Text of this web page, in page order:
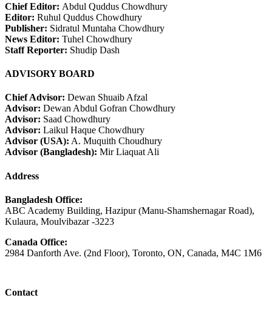
Chief Editor: Abdul Quddus Chowdhury
Editor: Ruhul Quddus Chowdhury
Publisher: Sidratul Muntaha Chowdhury
News Editor: Tuhel Chowdhury
Staff Reporter: Shudip Dash
ADVISORY BOARD
Chief Advisor: Dewan Shuaib Afzal
Advisor: Dewan Abdul Gofran Chowdhury
Advisor: Saad Chowdhury
Advisor: Laikul Haque Chowdhury
Advisor (USA): A. Muquith Choudhury
Advisor (Bangladesh): Mir Liaquat Ali
Address
Bangladesh Office:
ABC Academy Building, Hazipur (Manu-Shamshernagar Road),
Kulaura, Moulvibazar -3223
Canada Office:
2984 Danforth Ave. (2nd Floor), Toronto, ON, Canada, M4C 1M6
Contact